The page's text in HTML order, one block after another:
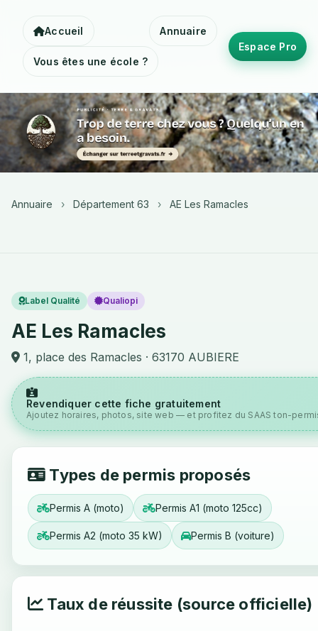
Accueil Annuaire
Vous êtes une école ?
Espace Pro
Annuaire › Département 63 › AE Les Ramacles
Label Qualité Qualiopi
AE Les Ramacles
1, place des Ramacles · 63170 AUBIERE
Revendiquer cette fiche gratuitement
Ajoutez horaires, photos, site web — et profitez du SAAS ton-
Types de permis proposés
Permis A (moto) Permis A1 (moto 125cc)
Permis A2 (moto 35 kW) Permis B (voiture)
Taux de réussite (source officielle)